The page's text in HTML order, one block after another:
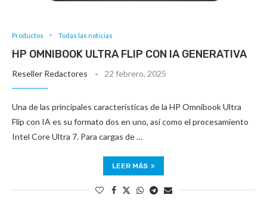
Productos Todas las noticias
HP OMNIBOOK ULTRA FLIP CON IA GENERATIVA
Reseller Redactores 22 febrero, 2025
Una de las principales características de la HP Omnibook Ultra
Flip con IA es su formato dos en uno, así como el procesamiento
Intel Core Ultra 7. Para cargas de …
LEER MÁS